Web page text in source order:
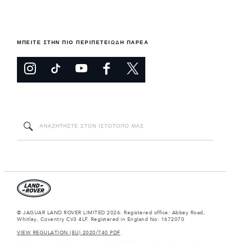
ΜΠΕΙΤΕ ΣΤΗΝ ΠΙΟ ΠΕΡΙΠΕΤΕΙΩΔΗ ΠΑΡΕΑ
© JAGUAR LAND ROVER LIMITED 2026: Registered office: Abbey Road,
Whitley, Coventry CV3 4LF. Registered in England No: 1672070
VIEW REGULATION (EU) 2020/740 PDF